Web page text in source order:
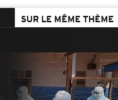
SUR LE MÊME THÈME